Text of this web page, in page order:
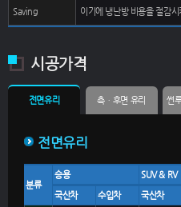
Saving
이기에 냉난방 비용을 절감
시공가격
전면유리 측ㆍ후면 유리 썬
전면유리
분류
승용 SUV & RV
국산차
수입차 국산차